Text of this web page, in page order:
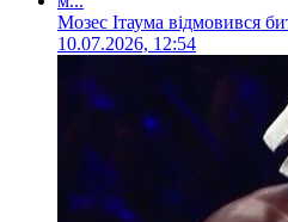
Мозес Ітаума відмовився
10.07.2026, 12:54